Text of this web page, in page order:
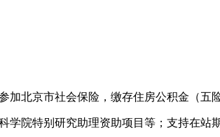
北京市社会保险，缴存住房公积金（五
院特别研究助理资助项目等；支持在